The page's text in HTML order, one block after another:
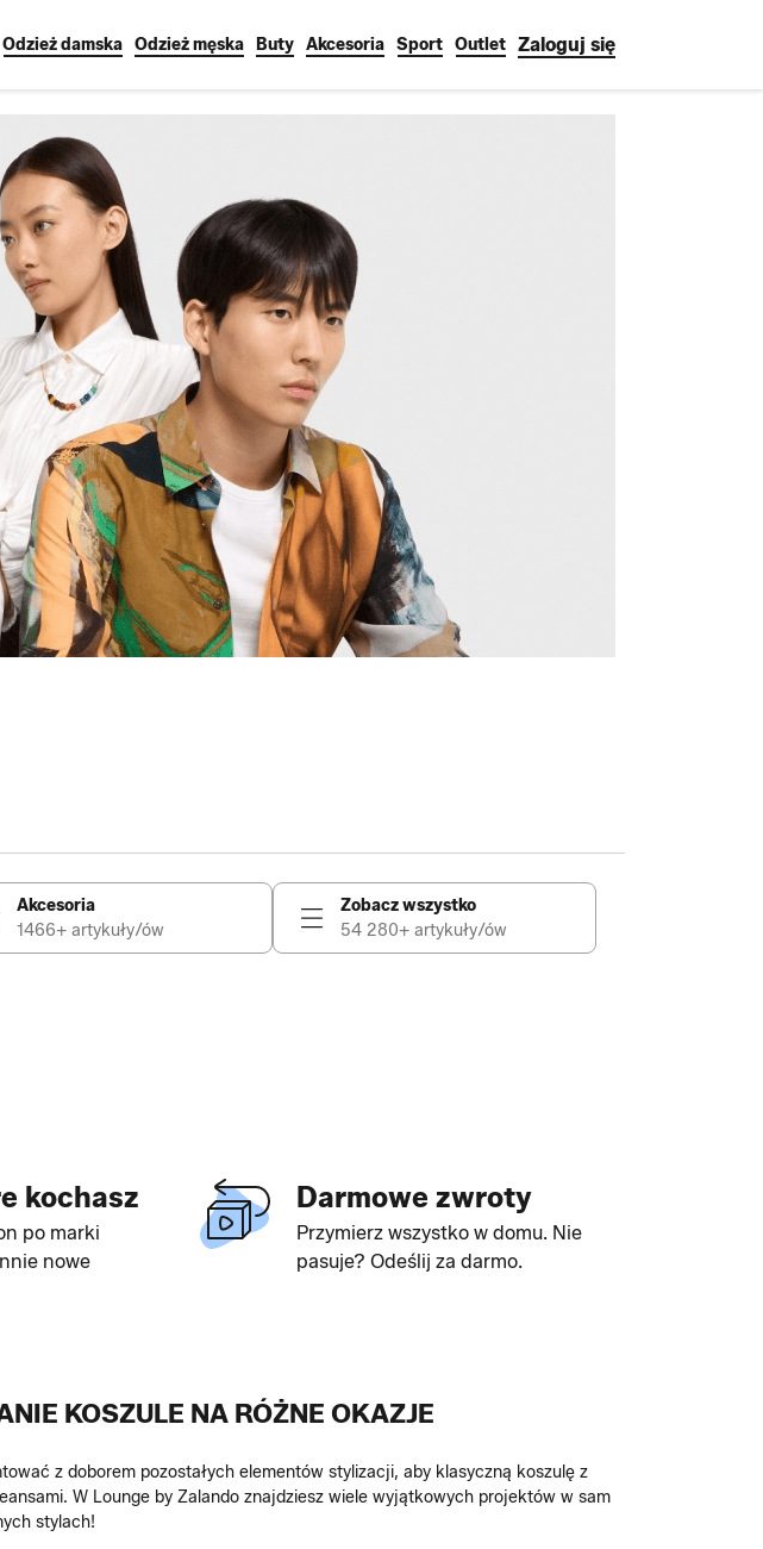
Odzież damska Odzież męska Buty Akcesoria Sport Outlet Zaloguj się
Akcesoria
1466+ artykuły/ów
Zobacz wszystko
54 280+ artykuły/ów
kochasz
po marki
nowe
Darmowe zwroty
Przymierz wszystko w domu. Nie
pasuje? Odeślij za darmo.
KOSZULE NA RÓŻNE OKAZJE
z doborem pozostałych elementów stylizacji, aby klasyczną koszulę z
W Lounge by Zalando znajdziesz wiele wyjątkowych projektów w sam
stylach!